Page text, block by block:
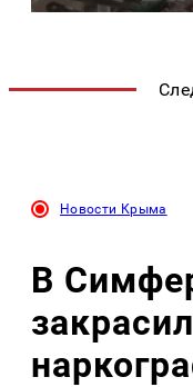
Новости Крыма
В